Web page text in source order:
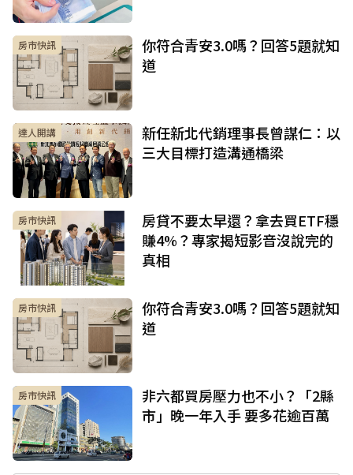
房市快訊
你符合青安3.0嗎？回答5題就知
道
達人開講
新任新北代銷理事長曾謀仁：以
三大目標打造溝通橋梁
房市快訊
房貸不要太早還？拿去買ETF穩
賺4%？專家揭短影音沒說完的
真相
房市快訊
你符合青安3.0嗎？回答5題就知
道
房市快訊
非六都買房壓力也不小？「2縣
市」晚一年入手 要多花逾百萬